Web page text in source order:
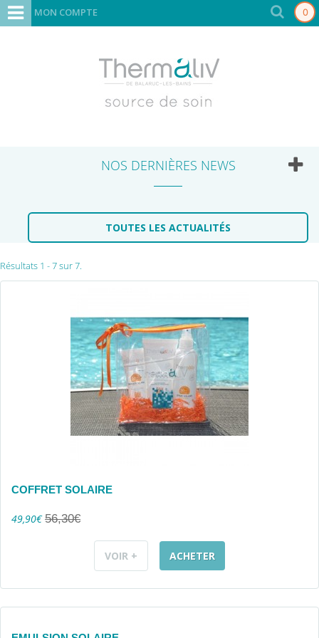
MON COMPTE 0
NOS DERNIÈRES NEWS
TOUTES LES ACTUALITÉS
Résultats 1 - 7 sur 7.
COFFRET SOLAIRE
49,90€ 56,30€
VOIR + ACHETER